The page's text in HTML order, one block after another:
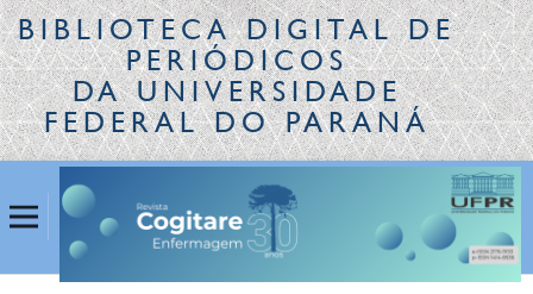
Legislação
Canais
BIBLIOTECA DIGITALDE
PERIÓDICOS
DA UNIVERSIDADE
FEDERAL DO PARANÁ